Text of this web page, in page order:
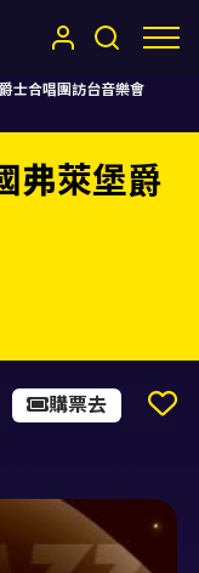
士合唱團訪台音樂會
弗萊堡爵
購票去